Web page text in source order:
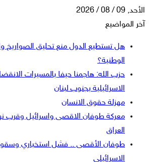
الأحد, 09 / 08 / 2026
آخر المواضيع
هل تستطيع الدول منع تحليق الصواريخ
الوطنية؟
حزب الله: هاجمنا حيفا بالمسيرات
الاسرائيلية بجنوب لبنان
مهزلة حقوق الانسان
معركة طوفان الاقصى واسرائيل وقرب
العراق
طوفان الأقصى .. فشل استخباري
الاسرائيلي